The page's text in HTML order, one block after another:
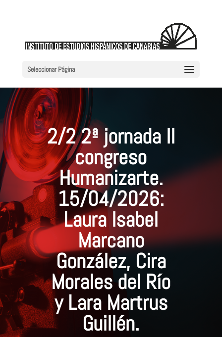
Seleccionar Página
2/2 2ª jornada II
congreso
Humanizarte.
15/04/2026:
Laura Isabel
Marcano
González, Cira
Morales del Río
y Lara Martrus
Guillén.